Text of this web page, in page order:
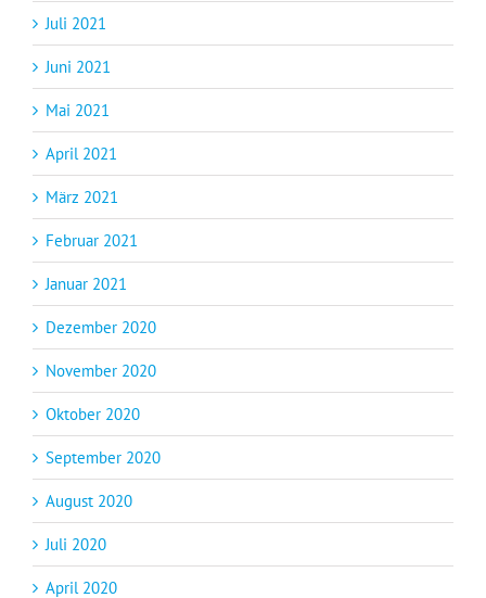
Juli 2021
Juni 2021
Mai 2021
April 2021
März 2021
Februar 2021
Januar 2021
Dezember 2020
November 2020
Oktober 2020
September 2020
August 2020
Juli 2020
April 2020